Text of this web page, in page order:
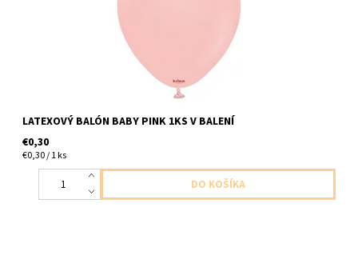
LATEXOVÝ BALÓN BABY PINK 1KS V BALENÍ
€0,30
€0,30 / 1 ks